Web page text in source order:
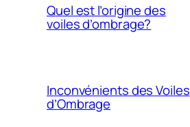
Quel est l’origine des
voiles d’ombrage?
Inconvénients des Voiles
d’Ombrage